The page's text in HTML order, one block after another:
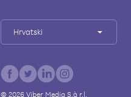
Hrvatski
© 2026Viber Media S.à r.l.